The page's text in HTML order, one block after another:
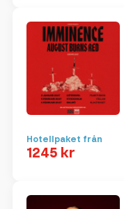
Hotellpaket från
1245 kr